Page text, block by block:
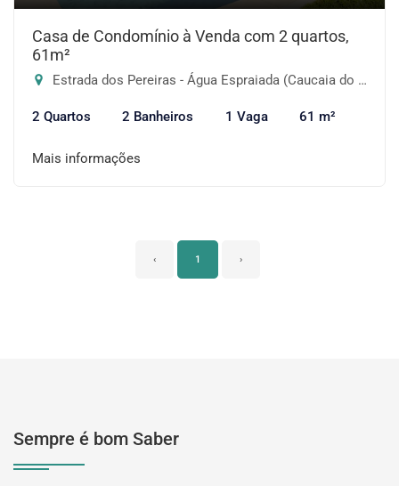
Casa de Condomínio à Venda com 2 quartos,
61m²
Estrada dos Pereiras - Água Espraiada (Caucaia do Alto), Cotia-SP
2 Quartos 2 Banheiros 1 Vaga 61 m²
Mais informações
‹ 1 ›
Sempre é bom Saber